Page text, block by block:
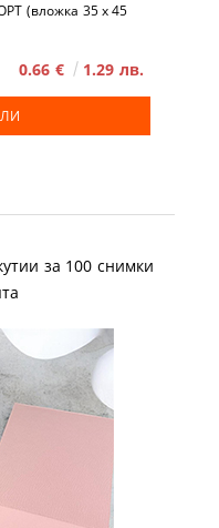
(вложка 35 x 45
0.66 € 1.29 лв.
за 100 снимки